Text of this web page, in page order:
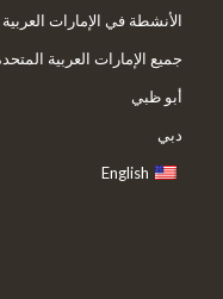
الأنشطة في الإمارات
جميع الإمارات العربية
أبو ظبي
دبي
English